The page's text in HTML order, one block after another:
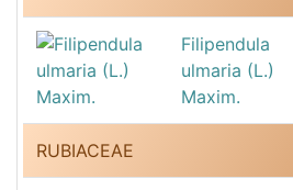
Filipendula
ulmaria (L.)
Maxim.
RUBIACEAE